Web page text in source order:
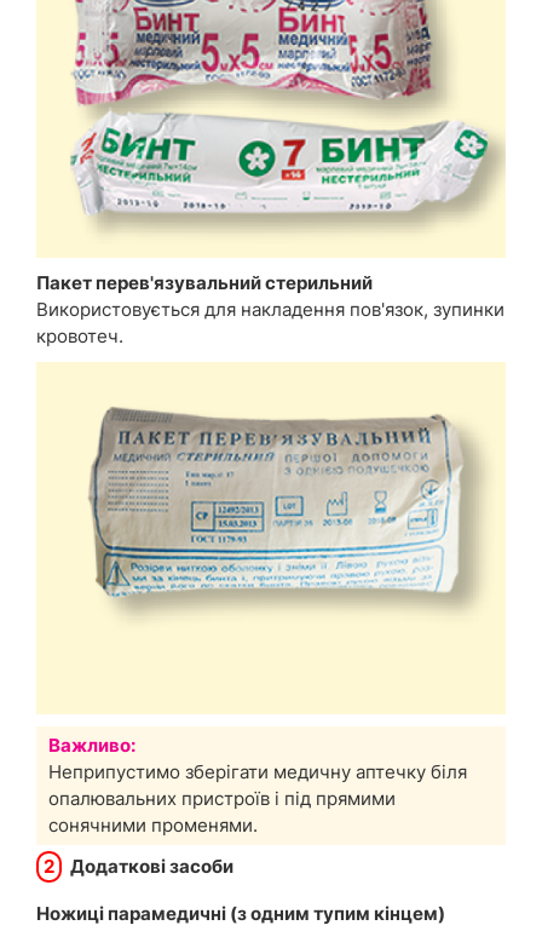
Пакет перев'язувальний стерильний
Використовується для накладення пов'язок, зупинки
кровотеч.
Важливо:
Неприпустимо зберігати медичну аптечку біля
опалювальних пристроїв і під прямими
сонячними променями.
2
Додаткові засоби
Ножиці парамедичні (з одним тупим кінцем)